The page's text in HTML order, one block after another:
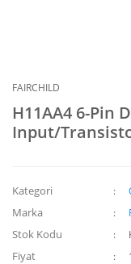
FAIRCHILD
H11AA4 6-Pin
Input/
Kategori
Marka
Stok Kodu
Fiyat